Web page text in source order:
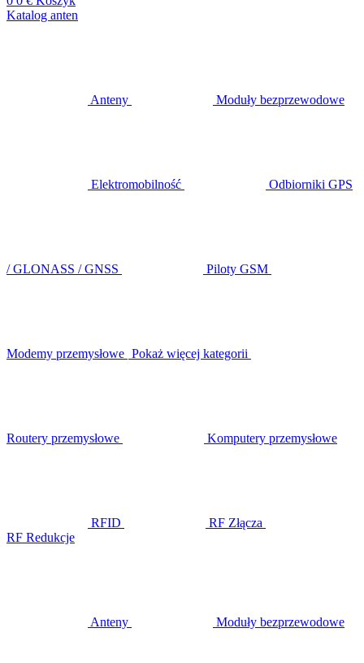
Katalog anten
Anteny Moduły bezprzewodowe
Elektromobilność Odbiorniki GPS
/ GLONASS / GNSS Piloty GSM
Modemy przemysłowe Pokaż więcej kategorii
Routery przemysłowe Komputery przemysłowe
RFID
RF Złącza
RF Redukcje
Anteny Moduły bezprzewodowe